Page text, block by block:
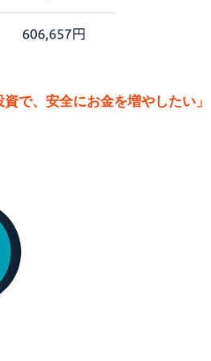
で、安全にお金を増やしたい」